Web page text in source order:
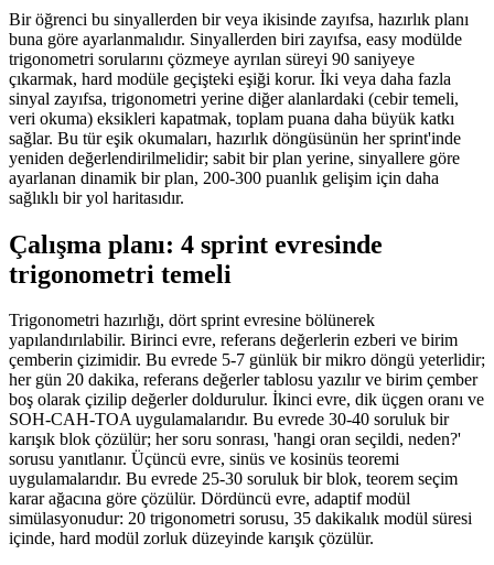
Bir öğrenci bu sinyallerden bir veya ikisinde zayıfsa, hazırlık planı
buna göre ayarlanmalıdır. Sinyallerden biri zayıfsa, easy modülde
trigonometri sorularını çözmeye ayrılan süreyi 90 saniyeye
çıkarmak, hard modüle geçişteki eşiği korur. İki veya daha fazla
sinyal zayıfsa, trigonometri yerine diğer alanlardaki (cebir temeli,
veri okuma) eksikleri kapatmak, toplam puana daha büyük katkı
sağlar. Bu tür eşik okumaları, hazırlık döngüsünün her sprint'inde
yeniden değerlendirilmelidir; sabit bir plan yerine, sinyallere göre
ayarlanan dinamik bir plan, 200-300 puanlık gelişim için daha
sağlıklı bir yol haritasıdır.
Çalışma planı: 4 sprint evresinde
trigonometri temeli
Trigonometri hazırlığı, dört sprint evresine bölünerek
yapılandırılabilir. Birinci evre, referans değerlerin ezberi ve birim
çemberin çizimidir. Bu evrede 5-7 günlük bir mikro döngü yeterlidir;
her gün 20 dakika, referans değerler tablosu yazılır ve birim çember
boş olarak çizilip değerler doldurulur. İkinci evre, dik üçgen oranı ve
SOH-CAH-TOA uygulamalarıdır. Bu evrede 30-40 soruluk bir
karışık blok çözülür; her soru sonrası, 'hangi oran seçildi, neden?'
sorusu yanıtlanır. Üçüncü evre, sinüs ve kosinüs teoremi
uygulamalarıdır. Bu evrede 25-30 soruluk bir blok, teorem seçim
karar ağacına göre çözülür. Dördüncü evre, adaptif modül
simülasyonudur: 20 trigonometri sorusu, 35 dakikalık modül süresi
içinde, hard modül zorluk düzeyinde karışık çözülür.